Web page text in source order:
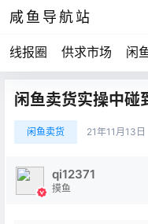
咸鱼导航站
线报圈 供求市场 闲
闲鱼卖货实操中碰
闲鱼卖货 21年11月13日
qi12371
摸鱼